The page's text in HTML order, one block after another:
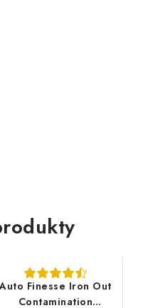
Auto Finesse Iron Out
Contamination